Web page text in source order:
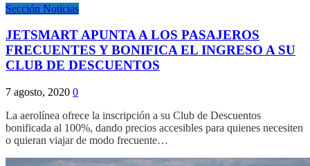
Sección Noticias
JETSMART APUNTA A LOS PASAJEROS
FRECUENTES Y BONIFICA EL INGRESO A SU
CLUB DE DESCUENTOS
7 agosto, 2020 0
La aerolínea ofrece la inscripción a su Club de Descuentos
bonificada al 100%, dando precios accesibles para quienes necesiten
o quieran viajar de modo frecuente…